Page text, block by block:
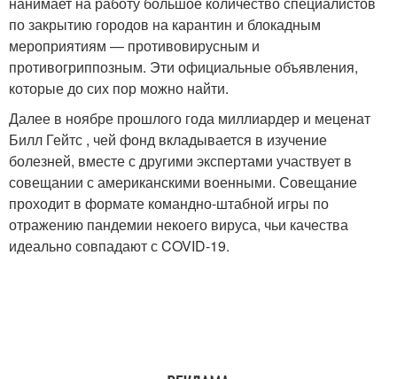
по закрытию городов на карантин и блокадным
мероприятиям — противовирусным и
противогриппозным. Эти официальные объявления,
которые до сих пор можно найти.
Далее в ноябре прошлого года миллиардер и меценат
Билл Гейтс , чей фонд вкладывается в изучение
болезней, вместе с другими экспертами участвует в
совещании с американскими военными. Совещание
проходит в формате командно-штабной игры по
отражению пандемии некоего вируса, чьи качества
идеально совпадают с COVID-19.